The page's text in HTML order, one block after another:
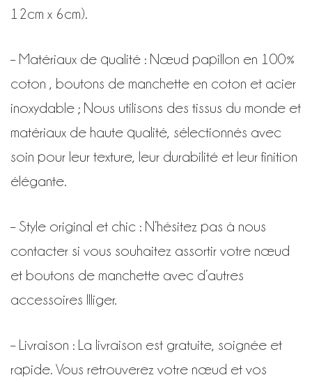
12cm x 6cm).
– Matériaux de qualité : Nœud papillon en 100%
coton , boutons de manchette en coton et acier
inoxydable ; Nous utilisons des tissus du monde et
matériaux de haute qualité, sélectionnés avec
soin pour leur texture, leur durabilité et leur finition
élégante.
– Style original et chic : N’hésitez pas à nous
contacter si vous souhaitez assortir votre nœud
et boutons de manchette avec d’autres
accessoires Illiger.
– Livraison : La livraison est gratuite, soignée et
rapide. Vous retrouverez votre nœud et vos